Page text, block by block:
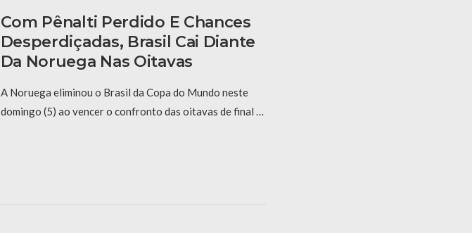
Com Pênalti Perdido E Chances
Desperdiçadas, Brasil Cai Diante
Da Noruega Nas Oitavas
A Noruega eliminou o Brasil da Copa do Mundo neste
domingo (5) ao vencer o confronto das oitavas de final …